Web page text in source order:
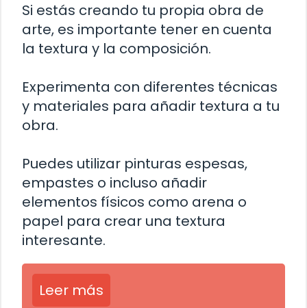
Si estás creando tu propia obra de
arte, es importante tener en cuenta
la textura y la composición.
Experimenta con diferentes técnicas
y materiales para añadir textura a tu
obra.
Puedes utilizar pinturas espesas,
empastes o incluso añadir
elementos físicos como arena o
papel para crear una textura
interesante.
Leer más